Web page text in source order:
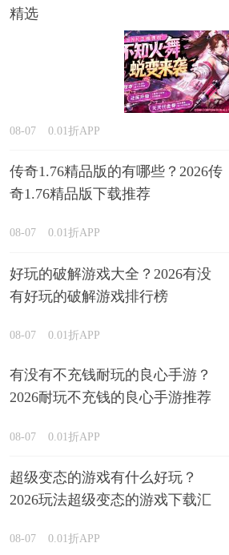
精选
08-07 0.01折APP
传奇1.76精品版的有哪些？2026传
奇1.76精品版下载推荐
08-07 0.01折APP
好玩的破解游戏大全？2026有没
有好玩的破解游戏排行榜
08-07 0.01折APP
有没有不充钱耐玩的良心手游？
2026耐玩不充钱的良心手游推荐
08-07 0.01折APP
超级变态的游戏有什么好玩？
2026玩法超级变态的游戏下载汇
08-07 0.01折APP